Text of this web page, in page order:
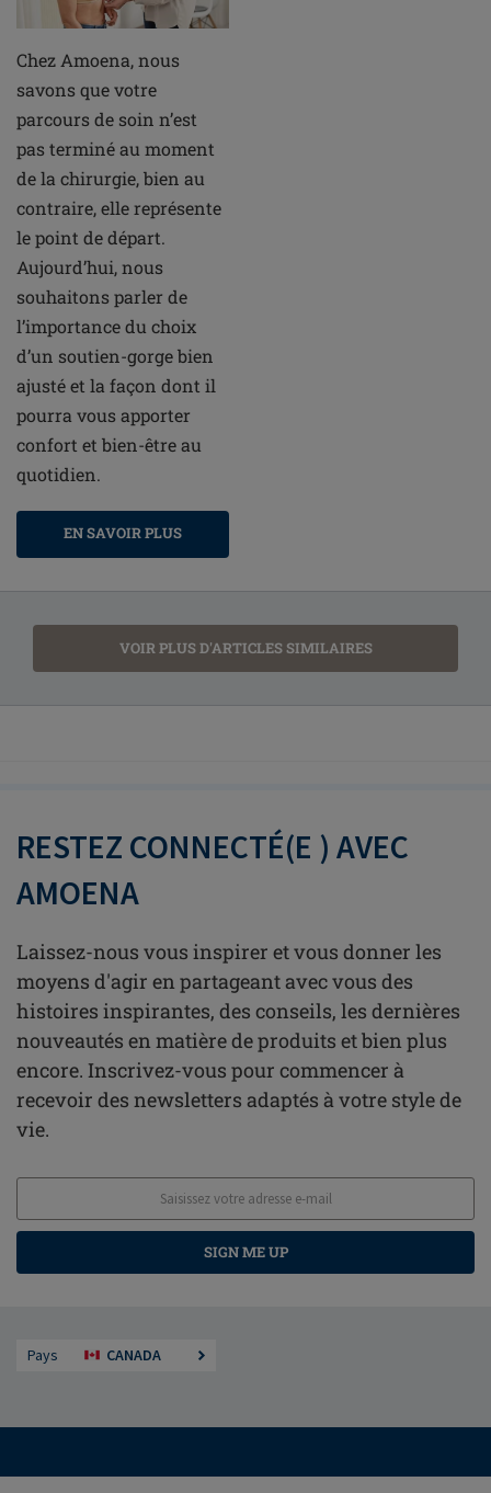
Chez Amoena, nous
savons que votre
parcours de soin n’est
pas terminé au moment
de la chirurgie, bien au
contraire, elle représente
le point de départ.
Aujourd’hui, nous
souhaitons parler de
l’importance du choix
d’un soutien-gorge bien
ajusté et la façon dont il
pourra vous apporter
confort et bien-être au
quotidien.
EN SAVOIR PLUS
VOIR PLUS D'ARTICLES SIMILAIRES
RESTEZ CONNECTÉ(E ) AVEC
AMOENA
Laissez-nous vous inspirer et vous donner les
moyens d'agir en partageant avec vous des
histoires inspirantes, des conseils, les dernières
nouveautés en matière de produits et bien plus
encore. Inscrivez-vous pour commencer à
recevoir des newsletters adaptés à votre style de
vie.
SIGN ME UP
Pays CANADA